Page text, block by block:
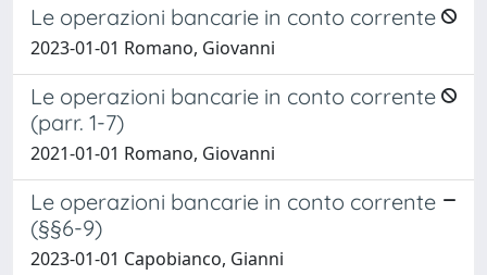
Le operazioni bancarie in conto corrente
2023-01-01 Romano, Giovanni
Le operazioni bancarie in conto corrente
(parr. 1-7)
2021-01-01 Romano, Giovanni
Le operazioni bancarie in conto corrente
(§§6-9)
2023-01-01 Capobianco, Gianni